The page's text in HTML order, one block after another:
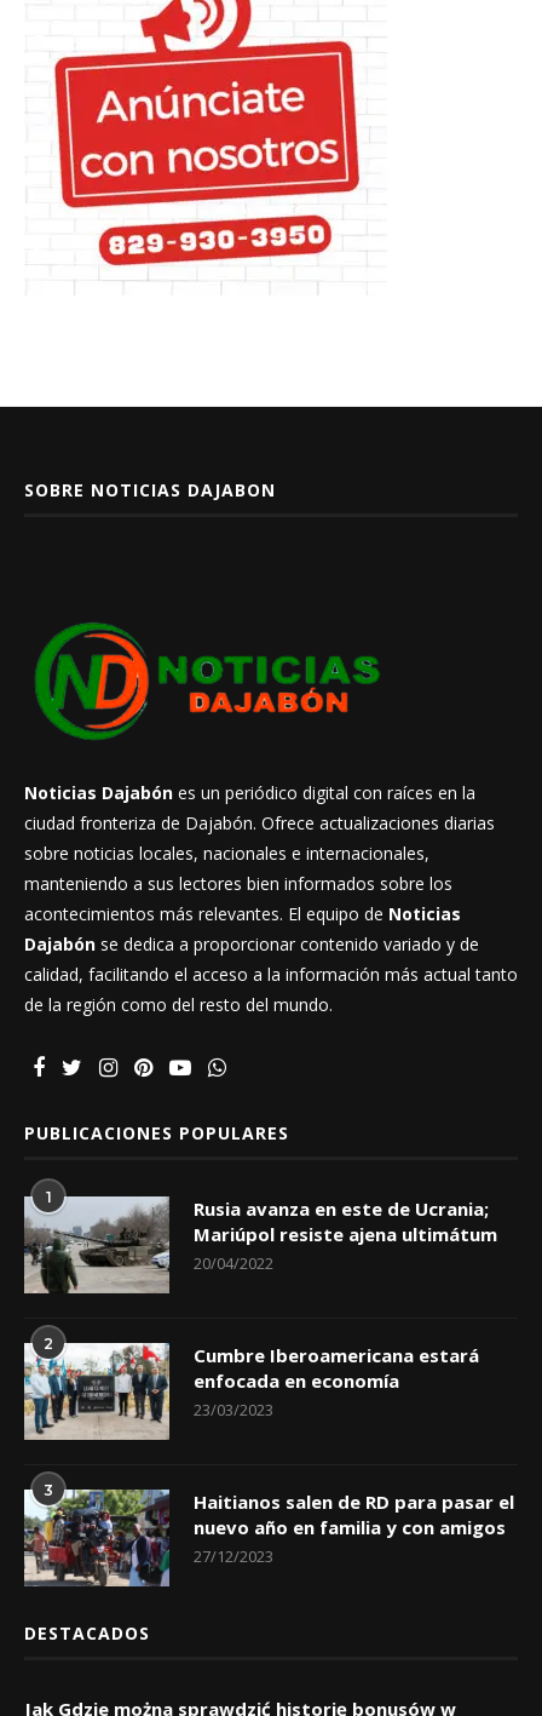
SOBRE NOTICIAS DAJABON
Noticias Dajabón es un periódico digital con raíces en la
ciudad fronteriza de Dajabón. Ofrece actualizaciones diarias
sobre noticias locales, nacionales e internacionales,
manteniendo a sus lectores bien informados sobre los
acontecimientos más relevantes. El equipo de Noticias
Dajabón se dedica a proporcionar contenido variado y de
calidad, facilitando el acceso a la información más actual tanto
de la región como del resto del mundo.
PUBLICACIONES POPULARES
1
Rusia avanza en este de Ucrania;
Mariúpol resiste ajena ultimátum
20/04/2022
2
Cumbre Iberoamericana estará
enfocada en economía
23/03/2023
3
Haitianos salen de RD para pasar el
nuevo año en familia y con amigos
27/12/2023
DESTACADOS
Jak Gdzie można sprawdzić historię bonusów w